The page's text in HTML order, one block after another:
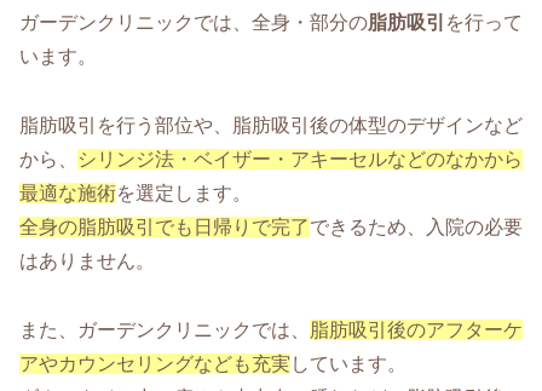
ガーデンクリニックでは、全身・部分の脂肪吸引 を行って
います。
脂肪吸引を行う部位や、脂肪吸引後の体型のデザインなど
から、
シリンジ法・ベイザー・アキーセルなどのなかから
最適な施術を選定します。
全身の脂肪吸引でも日帰りで完了できるため、入院の必要
はありません。
また、ガーデンクリニックでは、
脂肪吸引後のアフターケ
アやカウンセリングなども充実 しています。